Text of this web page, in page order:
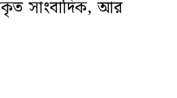
সাংবাদিক, আর